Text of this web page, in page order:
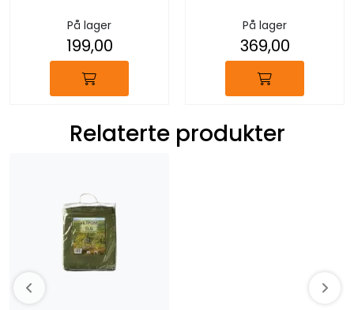
På lager
199,00
På lager
369,00
Relaterte produkter